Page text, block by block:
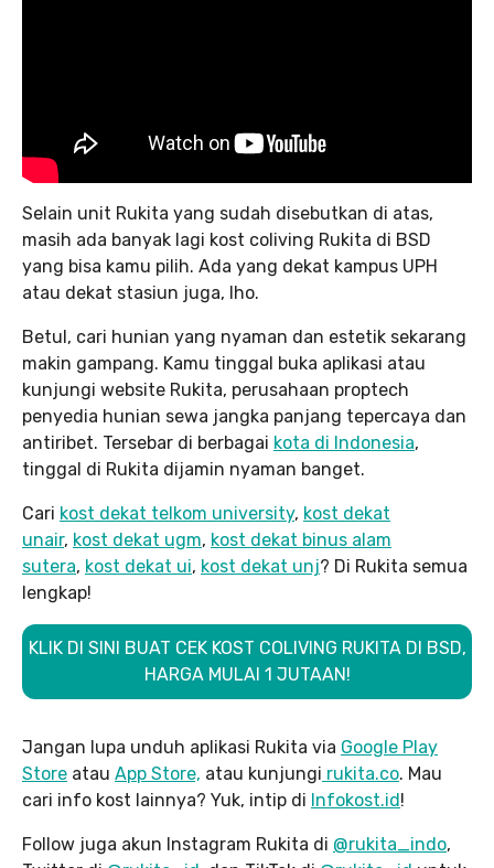
Selain unit Rukita yang sudah disebutkan di atas,
masih ada banyak lagi kost coliving Rukita di BSD
yang bisa kamu pilih. Ada yang dekat kampus UPH
atau dekat stasiun juga, lho.
Betul, cari hunian yang nyaman dan estetik sekarang
makin gampang. Kamu tinggal buka aplikasi atau
kunjungi website Rukita, perusahaan proptech
penyedia hunian sewa jangka panjang tepercaya dan
antiribet. Tersebar di berbagai kota di Indonesia,
tinggal di Rukita dijamin nyaman banget.
Cari kost dekat telkom university, kost dekat
unair, kost dekat ugm, kost dekat binus alam
sutera, kost dekat ui, kost dekat unj? Di Rukita semua
lengkap!
KLIK DI SINI BUAT CEK KOST COLIVING RUKITA DI BSD,
HARGA MULAI 1 JUTAAN!
Jangan lupa unduh aplikasi Rukita via Google Play
Store atau App Store, atau kunjungi rukita.co. Mau
cari info kost lainnya? Yuk, intip di Infokost.id!
Follow juga akun Instagram Rukita di @rukita_indo,